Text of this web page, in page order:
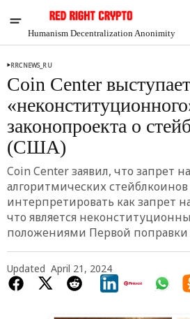
Humanism Decentralization Anonimity
Chia
$1.35
1.6%
RRCNEWS_RU
Coin Center
законопроекта о
(США)
Coin Center заявил, что запрет
алгоритмических
интерпретировать как запрет
что является
положениями Первой
Updated April 21, 2024